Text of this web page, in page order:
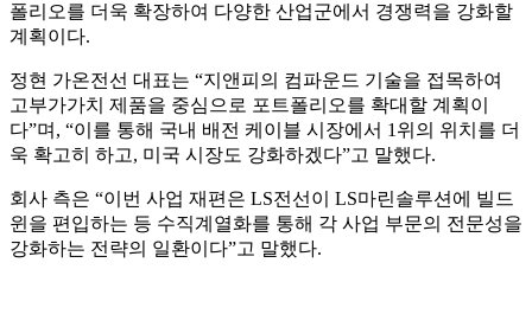
폴리오를 더욱 확장하여 다양한 산업군에서 경쟁력을 강화할
계획이다.
정현 가온전선 대표는 “지앤피의 컴파운드 기술을 접목하여
고부가가치 제품을 중심으로 포트폴리오를 확대할 계획이
다”며, “이를 통해 국내 배전 케이블 시장에서 1위의 위치를 더
욱 확고히 하고, 미국 시장도 강화하겠다”고 말했다.
회사 측은 “이번 사업 재편은 LS전선이 LS마린솔루션에 빌드
윈을 편입하는 등 수직계열화를 통해 각 사업 부문의 전문성을
강화하는 전략의 일환이다”고 말했다.